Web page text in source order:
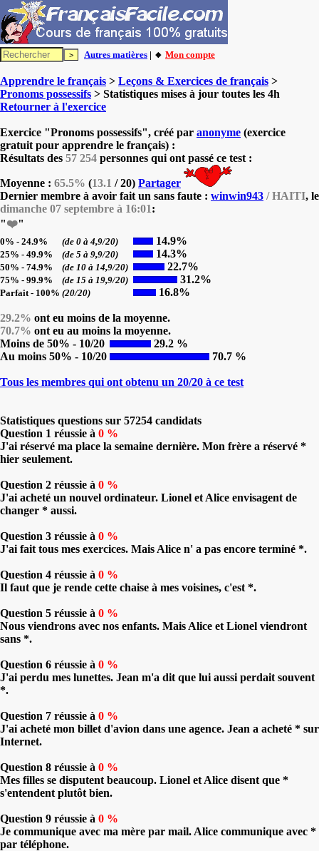
Autres matières | 🔸 Mon compte
Apprendre le français > Leçons & Exercices de français >
Pronoms possessifs > Statistiques mises à jour toutes les 4h
Retourner à l'exercice
Exercice "Pronoms possessifs", créé par anonyme (exercice
gratuit pour apprendre le français) :
Résultats des 57 254 personnes qui ont passé ce test :
Moyenne : 65.5% (13.1 / 20) Partager
Dernier membre à avoir fait un sans faute : winwin943 / HAITI, le
dimanche 07 septembre à 16:01:
"❤️"
0% - 24.9% (de 0 à 4,9/20) 14.9%
25% - 49.9% (de 5 à 9,9/20) 14.3%
50% - 74.9% (de 10 à 14,9/20) 22.7%
75% - 99.9% (de 15 à 19,9/20) 31.2%
Parfait - 100% (20/20) 16.8%
29.2% ont eu moins de la moyenne.
70.7% ont eu au moins la moyenne.
Moins de 50% - 10/20
29.2 %
Au moins 50% - 10/20
70.7 %
Tous les membres qui ont obtenu un 20/20 à ce test
Statistiques questions sur 57254 candidats
Question 1 réussie à 0 %
J'ai réservé ma place la semaine dernière. Mon frère a réservé *
hier seulement.
Question 2 réussie à 0 %
J'ai acheté un nouvel ordinateur. Lionel et Alice envisagent de
changer * aussi.
Question 3 réussie à 0 %
J'ai fait tous mes exercices. Mais Alice n' a pas encore terminé *.
Question 4 réussie à 0 %
Il faut que je rende cette chaise à mes voisines, c'est *.
Question 5 réussie à 0 %
Nous viendrons avec nos enfants. Mais Alice et Lionel viendront
sans *.
Question 6 réussie à 0 %
J'ai perdu mes lunettes. Jean m'a dit que lui aussi perdait souvent
*.
Question 7 réussie à 0 %
J'ai acheté mon billet d'avion dans une agence. Jean a acheté * sur
Internet.
Question 8 réussie à 0 %
Mes filles se disputent beaucoup. Lionel et Alice disent que *
s'entendent plutôt bien.
Question 9 réussie à 0 %
Je communique avec ma mère par mail. Alice communique avec *
par téléphone.